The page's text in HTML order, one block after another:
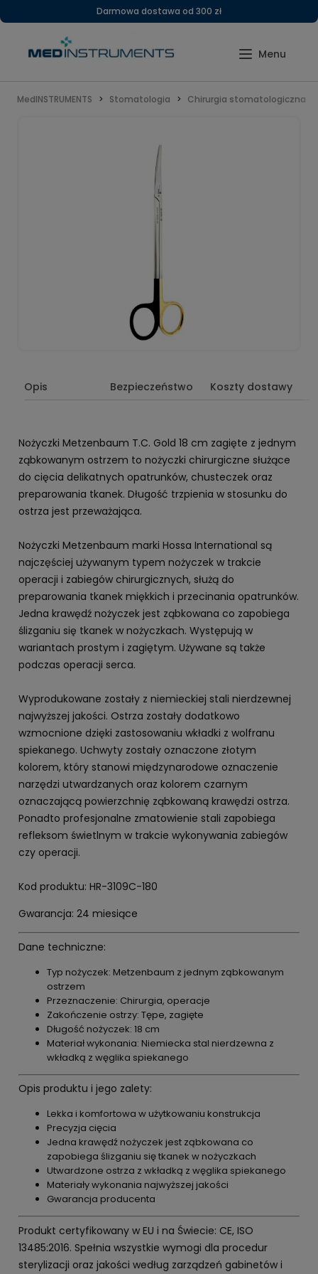
Darmowa dostawa od 300 zł
MedINSTRUMENTS Stomatologia Chirurgia stomatologiczna
Opis Bezpieczeństwo Koszty dostawy
Nożyczki Metzenbaum T.C. Gold 18 cm zagięte z jednym
ząbkowanym ostrzem to nożyczki chirurgiczne służące
do cięcia delikatnych opatrunków, chusteczek oraz
preparowania tkanek. Długość trzpienia w stosunku do
ostrza jest przeważająca.
Nożyczki Metzenbaum marki Hossa International są
najczęściej używanym typem nożyczek w trakcie
operacji i zabiegów chirurgicznych, służą do
preparowania tkanek miękkich i przecinania opatrunków.
Jedna krawędź nożyczek jest ząbkowana co zapobiega
ślizganiu się tkanek w nożyczkach. Występują w
wariantach prostym i zagiętym. Używane są także
podczas operacji serca.
Wyprodukowane zostały z niemieckiej stali nierdzewnej
najwyższej jakości. Ostrza zostały dodatkowo
wzmocnione dzięki zastosowaniu wkładki z wolfranu
spiekanego. Uchwyty zostały oznaczone złotym
kolorem, który stanowi międzynarodowe oznaczenie
narzędzi utwardzanych oraz kolorem czarnym
oznaczającą powierzchnię ząbkowaną krawędzi ostrza.
Ponadto profesjonalne zmatowienie stali zapobiega
refleksom świetlnym w trakcie wykonywania zabiegów
czy operacji.
Kod produktu: HR-3109C-180
Gwarancja: 24 miesiące
Dane techniczne:
Typ nożyczek: Metzenbaum z jednym ząbkowanym
ostrzem
Przeznaczenie: Chirurgia, operacje
Zakończenie ostrzy: Tępe, zagięte
Długość nożyczek: 18 cm
Materiał wykonania: Niemiecka stal nierdzewna z
wkładką z węglika spiekanego
Opis produktu i jego zalety:
Lekka i komfortowa w użytkowaniu konstrukcja
Precyzja cięcia
Jedna krawędź nożyczek jest ząbkowana co
zapobiega ślizganiu się tkanek w nożyczkach
Utwardzone ostrza z wkładką z węglika spiekanego
Materiały wykonania najwyższej jakości
Gwarancja producenta
Produkt certyfikowany w EU i na Świecie: CE, ISO
13485:2016. Spełnia wszystkie wymogi dla procedur
sterylizacji oraz jakości według zarządzeń gabinetów i